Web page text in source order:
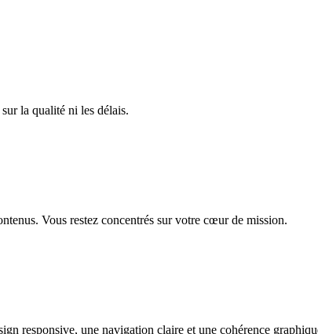
la qualité ni les délais.
Vous restez concentrés sur votre cœur de mission.
responsive, une navigation claire et une cohérence